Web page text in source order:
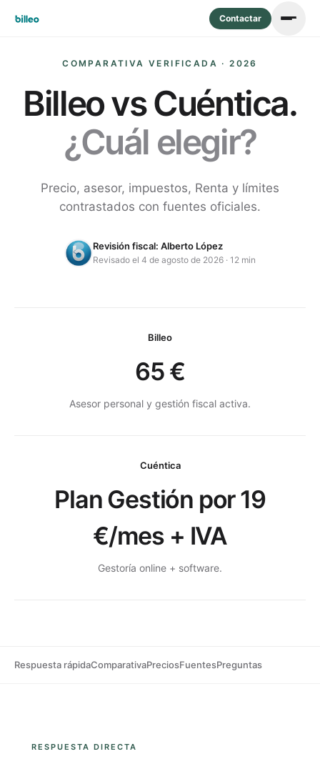
Contactar
COMPARATIVA VERIFICADA · 2026
Billeo vsCuéntica.
¿Cuál elegir?
Precio, asesor, impuestos, Renta y límites
contrastados con fuentes oficiales.
Revisión fiscal: Alberto López
Revisado el 4 de agosto de 2026 · 12 min
Billeo
65 €
Asesor personal y gestión fiscal activa.
Cuéntica
Plan Gestión por 19
€/mes + IVA
Gestoría online + software.
Respuesta rápidaComparativaPreciosFuentesPreguntas
RESPUESTA DIRECTA